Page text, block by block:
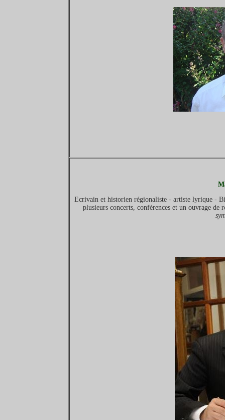
Ecrivain et historien régionaliste - artiste lyrique -
plusieurs concerts, conférences et un ouvrage de